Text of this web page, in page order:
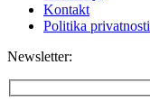
Kontakt
Politika privatnosti
Newsletter: